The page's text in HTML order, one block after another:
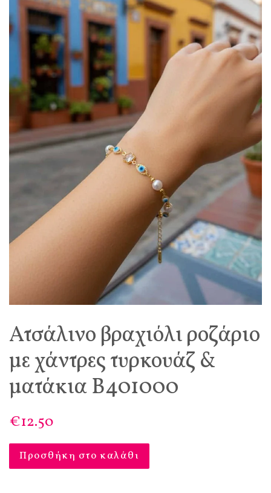
Ατσάλινο βραχιόλι ροζάριο
με χάντρες τυρκουάζ &
ματάκια Β401000
€12.50
Προσθήκη στο καλάθι